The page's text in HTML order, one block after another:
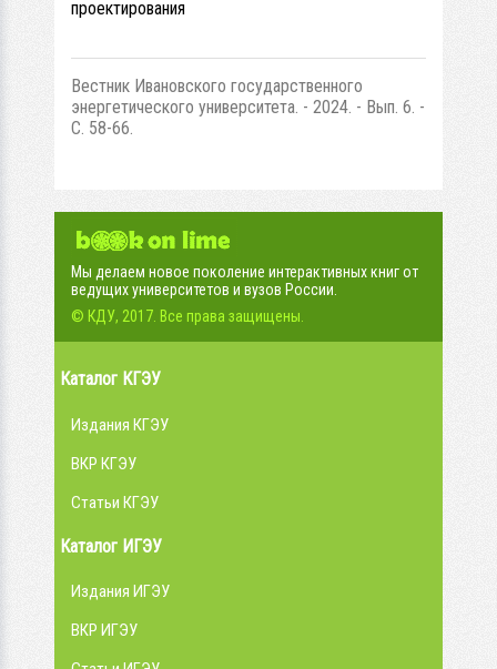
проектирования
Вестник Ивановского государственного
энергетического университета. - 2024. - Вып. 6. -
С. 58-66.
Мы делаем новое поколение интерактивных книг от
ведущих университетов и вузов России.
© КДУ, 2017. Все права защищены.
Каталог КГЭУ
Издания КГЭУ
ВКР КГЭУ
Статьи КГЭУ
Каталог ИГЭУ
Издания ИГЭУ
ВКР ИГЭУ